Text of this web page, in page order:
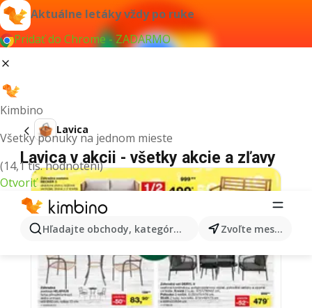
Aktuálne letáky vždy po ruke
Pridať do Chrome - ZADARMO
Kimbino
Všetky ponuky na jednom mieste
(14,1 tis. hodnotení)
Otvoriť
Hľadajte obchody, kategórie, produkty... Zvoľte mesto
Lavica
Lavica v akcii - všetky akcie a zľavy